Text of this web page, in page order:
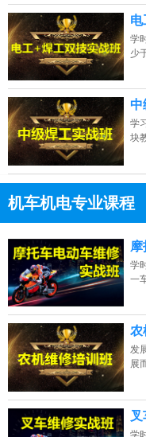
电
学
少
中
学
块
机车机电专业课程
点击免费咨询电话：
摩
学
一
农
发
展
学